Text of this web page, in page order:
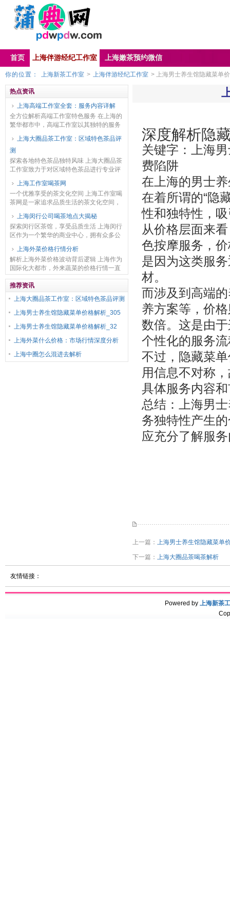
首页 上海伴游经纪工作室 上海嫩茶预约微信
你的位置： 上海新茶工作室 > 上海伴游经纪工作室 > 上海男士养生馆隐藏菜单
热点资讯
上海高端工作室全套：服务内容详解
全方位解析高端工作室特色服务 在上海的
繁华都市中，高端工作室以其独特的服务
套服务内容。 首先是形象设计服务。专业
的造型师会根...
上海大圈品茶工作室：区域特色茶品评
测
探索各地特色茶品独特风味 上海大圈品茶
工作室致力于对区域特色茶品进行专业评
自不同产区的茶叶，无论是声名远扬的传
统茶区，还是小...
上海工作室喝茶网
一个优雅享受的茶文化空间 上海工作室喝
茶网是一家追求品质生活的茶文化空间，
验。作为一个集工作、休闲和社交于一体
的场所，我们以高...
上海闵行公司喝茶地点大揭秘
探索闵行区茶馆，享受品质生活 上海闵行
区作为一个繁华的商业中心，拥有众多公
宜人的茶馆喝茶放松身心，既能品味美味
的茶饮，又能感...
上海外菜价格行情分析
解析上海外菜价格波动背后逻辑 上海作为
国际化大都市，外来蔬菜的价格行情一直
备受关注。外菜价格受多种因素影响，供
应端首当其冲。比如，山东是上海重要的
蔬菜供应地之一...
推荐资讯
上海大圈品茶工作室：区域特色茶品评测
上海男士养生馆隐藏菜单价格解析_305
上海男士养生馆隐藏菜单价格解析_32
上海外菜什么价格：市场行情深度分析
上海中圈怎么混进去解析
深度解析隐
关键字：上海
费陷阱
在上海的男士
在着所谓的“隐
性和独特性，
从价格层面来
色按摩服务，
是因为这类服
材。
而涉及到高端
养方案等，价
数倍。这是由
个性化的服务
不过，隐藏菜
用信息不对称
具体服务内容
总结：上海男
务独特性产生
应充分了解服
上一篇： 上海男士养生馆隐藏菜单
下一篇： 上海大圈品茶喝茶解析
友情链接：
Powered by 上海新茶